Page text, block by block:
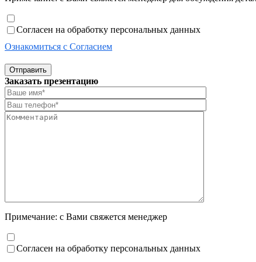
Согласен на обработку персональных данных
Ознакомиться с Согласием
Отправить
Заказать презентацию
Примечание: с Вами свяжется менеджер
Согласен на обработку персональных данных